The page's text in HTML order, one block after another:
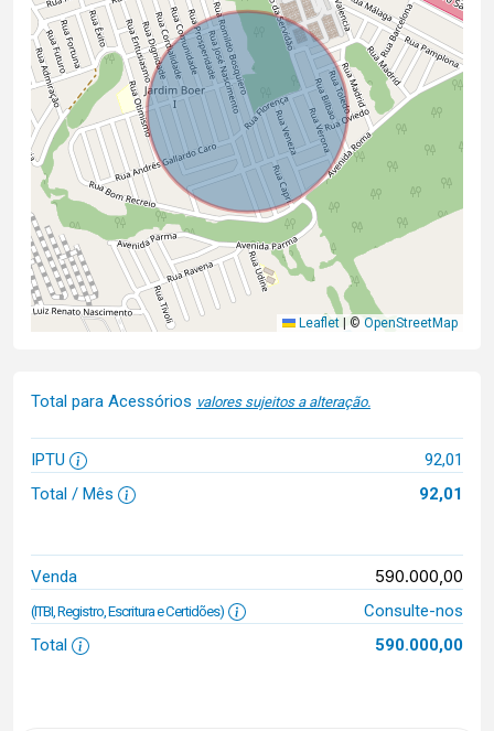
Leaflet © OpenStreetMap
Total para Acessórios valores sujeitos a alteração.
IPTU
92,01
Total / Mês
92,01
Venda 590.000,00
(ITBI, Registro, Escritura e Certidões)
Consulte-nos
Total
590.000,00